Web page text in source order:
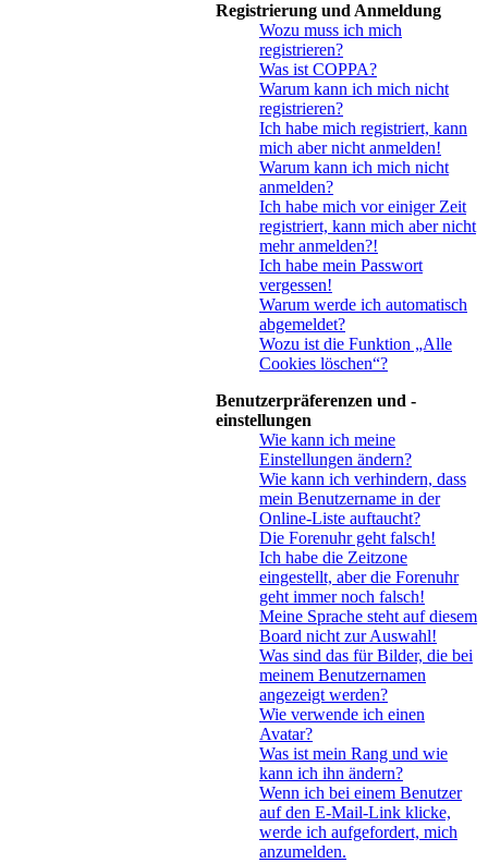
Registrierung und Anmeldung
Wozu muss ich mich
registrieren?
Was ist COPPA?
Warum kann ich mich nicht
registrieren?
Ich habe mich registriert, kann
mich aber nicht anmelden!
Warum kann ich mich nicht
anmelden?
Ich habe mich vor einiger Zeit
registriert, kann mich aber nicht
mehr anmelden?!
Ich habe mein Passwort
vergessen!
Warum werde ich automatisch
abgemeldet?
Wozu ist die Funktion „Alle
Cookies löschen“?
Benutzerpräferenzen und -
einstellungen
Wie kann ich meine
Einstellungen ändern?
Wie kann ich verhindern, dass
mein Benutzername in der
Online-Liste auftaucht?
Die Forenuhr geht falsch!
Ich habe die Zeitzone
eingestellt, aber die Forenuhr
geht immer noch falsch!
Meine Sprache steht auf diesem
Board nicht zur Auswahl!
Was sind das für Bilder, die bei
meinem Benutzernamen
angezeigt werden?
Wie verwende ich einen
Avatar?
Was ist mein Rang und wie
kann ich ihn ändern?
Wenn ich bei einem Benutzer
auf den E-Mail-Link klicke,
werde ich aufgefordert, mich
anzumelden.